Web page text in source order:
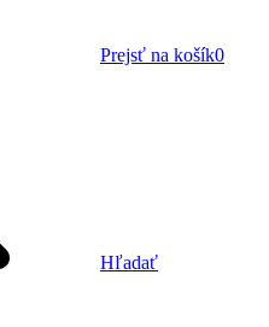
Prejsť na košík0
Hľadať